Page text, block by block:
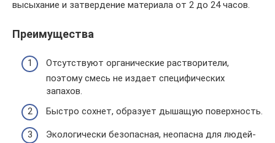
высыхание и затвердение материала от 2 до 24 часов.
Преимущества
Отсутствуют органические растворители,
поэтому смесь не издает специфических
запахов.
Быстро сохнет, образует дышащую поверхность.
Экологически безопасная, неопасна для людей-